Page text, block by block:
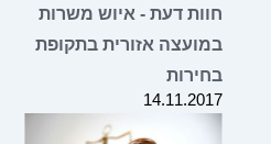
חוות דעת - איוש משרות
במועצה אזורית בתקופת
בחירות
14.11.2017